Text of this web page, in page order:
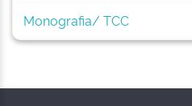
Monografia/ TCC